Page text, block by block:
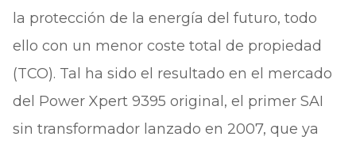
la protección de la energía del futuro, todo
ello con un menor coste total de propiedad
(TCO). Tal ha sido el resultado en el mercado
del Power Xpert 9395 original, el primer SAI
sin transformador lanzado en 2007, que ya